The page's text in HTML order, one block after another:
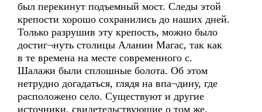
был перекинут подъемный мост. Следы этой
крепости хорошо сохранились до наших дней.
Только разрушив эту крепость, можно было
достиг¬нуть столицы Алании Магас, так как
в те времена на месте современного с.
Шалажи были сплошные болота. Об этом
нетрудно догадаться, глядя на впа¬дину, где
расположено село. Существуют и другие
источники, свидетельствующие о том же.